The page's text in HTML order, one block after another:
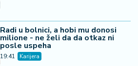
Radi u bolnici, a hobi mu donosi
milione - ne želi da da otkaz ni
posle uspeha
19:41 Karijera